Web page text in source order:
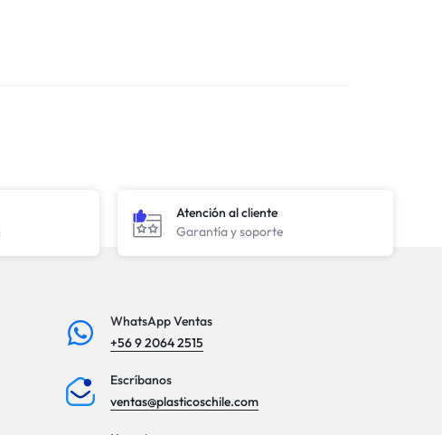
Atención al cliente
Garantía y soporte
WhatsApp Ventas
+56 9 2064 2515
Escríbanos
ventas@plasticoschile.com